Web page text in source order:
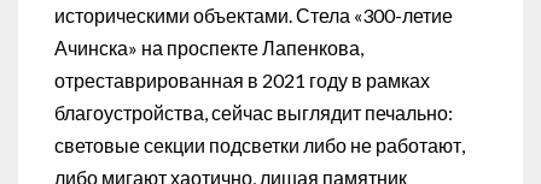
историческими объектами. Стела «300-летие
Ачинска» на проспекте Лапенкова,
отреставрированная в 2021 году в рамках
благоустройства, сейчас выглядит печально:
световые секции подсветки либо не работают,
либо мигают хаотично, лишая памятник